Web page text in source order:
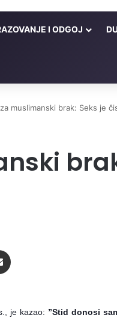
I ODGOJ
muslimanski brak: Seks je
je kazao: ”Stid donosi